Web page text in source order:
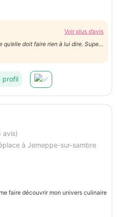
Voir plus d’avis
doit faire rien à lui dire. Super
profil
avis)
à Jemeppe-sur-sambre
faire découvrir mon univers culinaire